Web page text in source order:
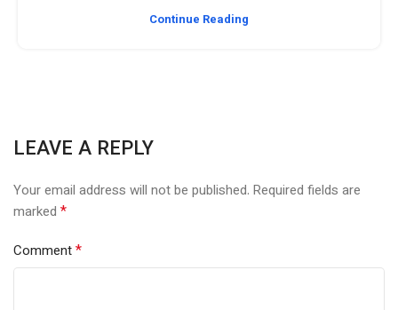
Continue Reading
LEAVE A REPLY
Your email address will not be published. Required fields are
marked *
Comment*